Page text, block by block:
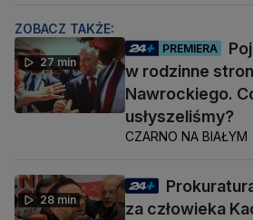
ZOBACZ TAKŻE:
27 min
PREMIERA
w rodzinne
Nawrockiego.
usłyszeliśmy?
CZARNO NA BIAŁYM
28 min
za człowieka